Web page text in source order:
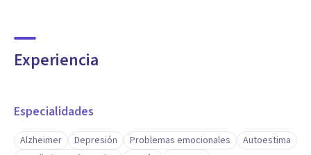
Experiencia
Especialidades
Alzheimer Depresión Problemas emocionales
Autoestima